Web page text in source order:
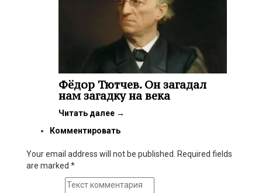
Фёдор Тютчев. Он загадал
нам загадку на века
Читать далее →
Комментировать
Your email address will not be published. Required fields
are marked *